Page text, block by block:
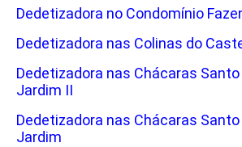
Dedetizadora no Condomínio
Dedetizadora nas Colinas do
Dedetizadora nas Chácaras
Jardim II
Dedetizadora nas Chácaras
Jardim